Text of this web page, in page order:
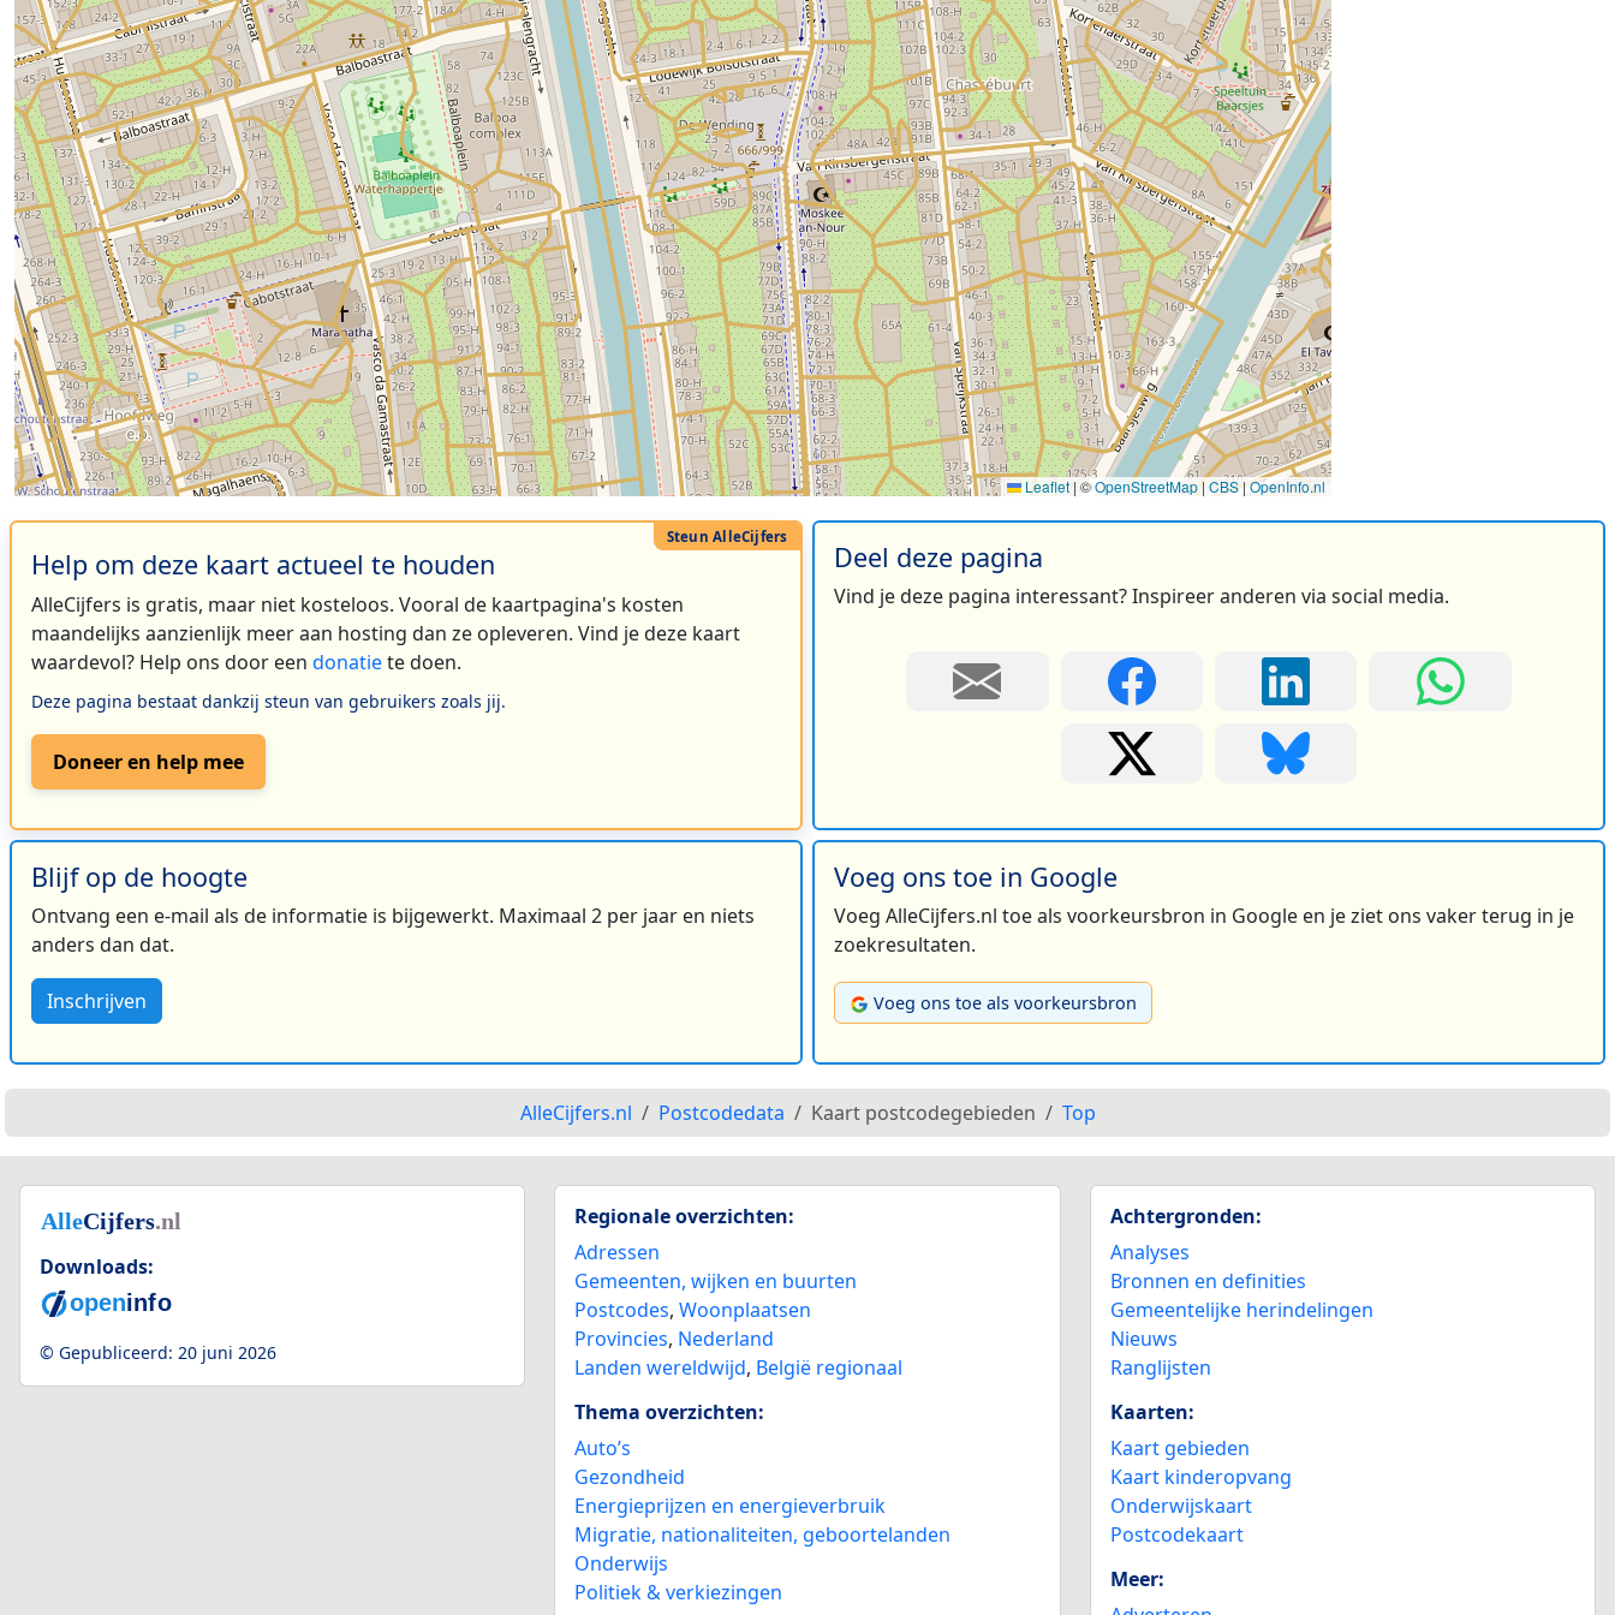
Leaflet | ©OpenStreetMap | CBS|OpenInfo.nl
Help om deze kaart actueel te houden
AlleCijfers is gratis, maar niet kosteloos. Vooral de kaartpagina's kosten
maandelijks aanzienlijk meer aan hosting dan ze opleveren. Vind je deze kaart
waardevol? Help ons door een donatiete doen.
Deze pagina bestaat dankzij steun van gebruikers zoals jij.
Doneer en help mee
Deel deze pagina
Vind je deze pagina interessant? Inspireer anderen via social media.
Blijf op de hoogte
Ontvang een e-mail als de informatie is bijgewerkt. Maximaal 2 per jaar en niets
anders dan dat.
Inschrijven
Voeg ons toe in Google
Voeg AlleCijfers.nl toe als voorkeursbron in Google en je ziet ons vaker terug in je
zoekresultaten.
Voeg ons toe als voorkeursbron
AlleCijfers.nl Postcodedata Kaart postcodegebieden Top
Downloads:
© Gepubliceerd: 20 juni 2026
Regionale overzichten:
Adressen
Gemeenten, wijken en buurten
Postcodes,Woonplaatsen
Provincies, Nederland
Landen wereldwijd, België regionaal
Thema overzichten:
Auto’s
Gezondheid
Energieprijzen en energieverbruik
Migratie, nationaliteiten, geboortelanden
Onderwijs
Politiek & verkiezingen
Achtergronden:
Analyses
Bronnen en definities
Gemeentelijke herindelingen
Nieuws
Ranglijsten
Kaarten:
Kaart gebieden
Kaart kinderopvang
Onderwijskaart
Postcodekaart
Meer: